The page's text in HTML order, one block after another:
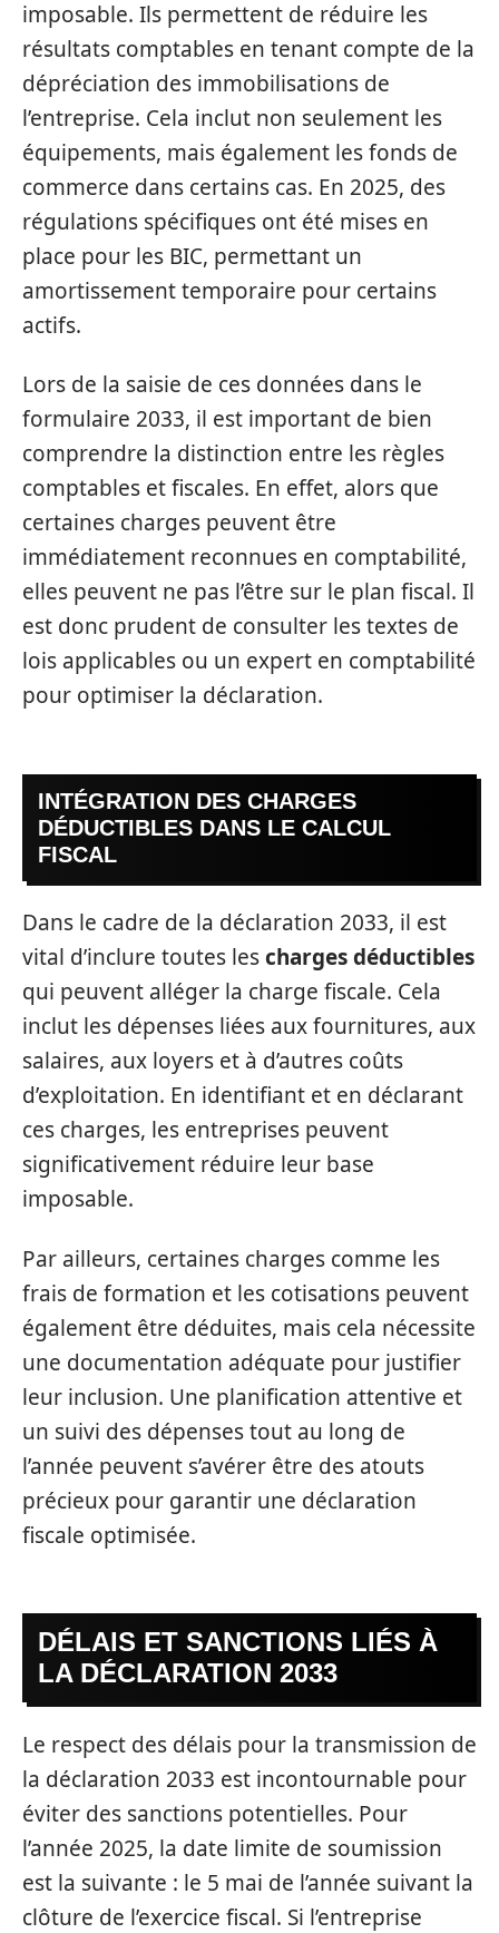
imposable. Ils permettent de réduire les
résultats comptables en tenant compte de la
dépréciation des immobilisations de
l’entreprise. Cela inclut non seulement les
équipements, mais également les fonds de
commerce dans certains cas. En 2025, des
régulations spécifiques ont été mises en
place pour les BIC, permettant un
amortissement temporaire pour certains
actifs.
Lors de la saisie de ces données dans le
formulaire 2033, il est important de bien
comprendre la distinction entre les règles
comptables et fiscales. En effet, alors que
certaines charges peuvent être
immédiatement reconnues en comptabilité,
elles peuvent ne pas l’être sur le plan fiscal. Il
est donc prudent de consulter les textes de
lois applicables ou un expert en comptabilité
pour optimiser la déclaration.
INTÉGRATION DES CHARGES
DÉDUCTIBLES DANS LE CALCUL
FISCAL
Dans le cadre de la déclaration 2033, il est
vital d’inclure toutes lescharges déductibles
qui peuvent alléger la charge fiscale. Cela
inclut les dépenses liées aux fournitures, aux
salaires, aux loyers et à d’autres coûts
d’exploitation. En identifiant et en déclarant
ces charges, les entreprises peuvent
significativement réduire leur base
imposable.
Par ailleurs, certaines charges comme les
frais de formation et les cotisations peuvent
également être déduites, mais cela nécessite
une documentation adéquate pour justifier
leur inclusion. Une planification attentive et
un suivi des dépenses tout au long de
l’année peuvent s’avérer être des atouts
précieux pour garantir une déclaration
fiscale optimisée.
DÉLAIS ET SANCTIONS LIÉS À
LA DÉCLARATION 2033
Le respect des délais pour la transmission de
la déclaration 2033 est incontournable pour
éviter des sanctions potentielles. Pour
l’année 2025, la date limite de soumission
est la suivante : le 5 mai de l’année suivant la
clôture de l’exercice fiscal. Si l’entreprise